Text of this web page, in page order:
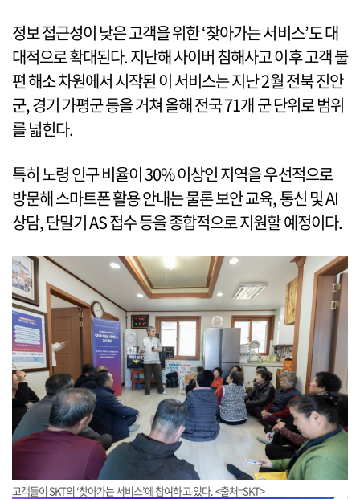
정보 접근성이 낮은 고객을 위한 ‘찾아가는 서비스’도 대
대적으로 확대된다. 지난해 사이버 침해사고 이후 고객 불
편 해소 차원에서 시작된 이 서비스는 지난 2월 전북 진안
군, 경기 가평군 등을 거쳐 올해 전국 71개 군 단위로 범위
를 넓힌다.
특히 노령 인구 비율이 30% 이상인 지역을 우선적으로
방문해 스마트폰 활용 안내는 물론 보안 교육, 통신 및 AI
상담, 단말기 AS 접수 등을 종합적으로 지원할 예정이다.
고객들이 SKT의 ‘찾아가는 서비스’에 참여하고 있다. <출처=SKT>